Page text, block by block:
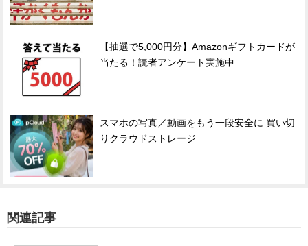
【抽選で5,000円分】Amazonギフトカードが
当たる！読者アンケート実施中
スマホの写真／動画をもう一段安全に 買い切
りクラウドストレージ
関連記事